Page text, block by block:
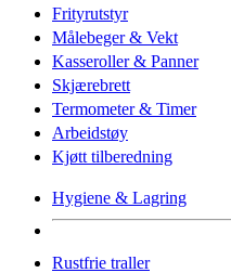
Frityrutstyr
Målebeger & Vekt
Kasseroller & Panner
Skjærebrett
Termometer & Timer
Arbeidstøy
Kjøtt tilberedning
Hygiene & Lagring
Rustfrie traller